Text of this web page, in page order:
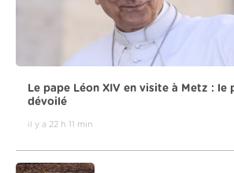
Le pape Léon XIV en visite à Metz : le
dévoilé
il y a 22 h 11 min